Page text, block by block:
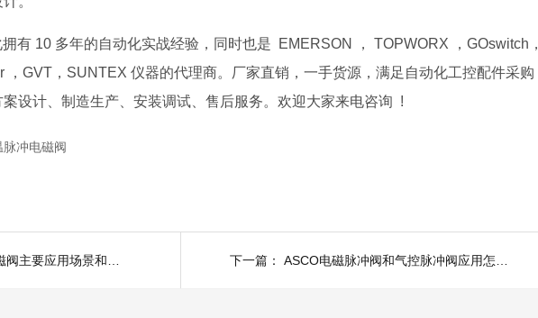
有 10 多年的自动化实战经验，同时也是 EMERSON ， TOPWORX ，GOswitch，
，GVT，SUNTEX 仪器的代理商。厂家直销，一手货源，满足自动化工控配件采购
设计、制造生产、安装调试、售后服务。欢迎大家来电咨询 !
冲电磁阀
下一篇：